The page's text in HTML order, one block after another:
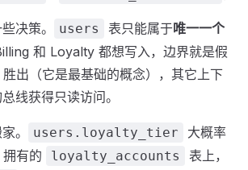
决策。 users 表只能属于唯一一个
和 Loyalty 都想写入，边界就是假
出（它是最基础的概念），其它上下
线获得只读访问。
。 users.loyalty_tier
大概率
有的
loyalty_accounts
表上，